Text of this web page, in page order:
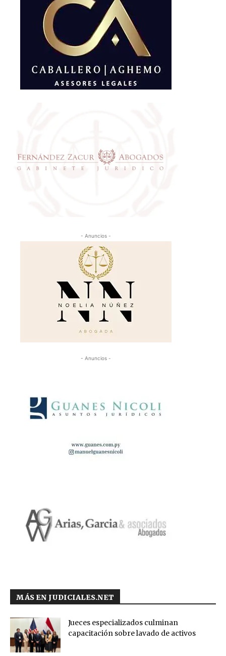
- Anuncios -
- Anuncios -
MÁS EN JUDICIALES.NET
Jueces especializados culminan
capacitación sobre lavado de activos